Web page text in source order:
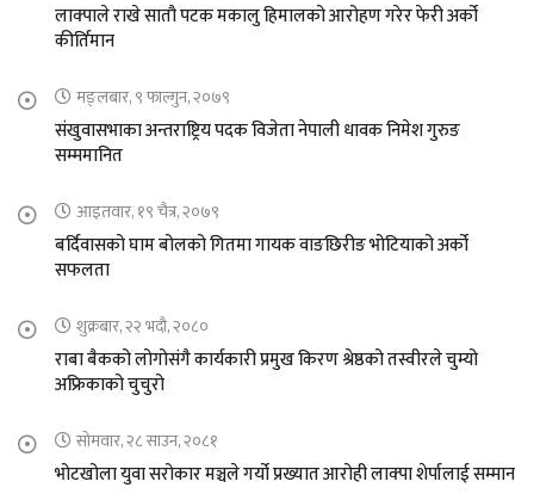
लाक्पाले राखे सातौ पटक मकालु हिमालको आरोहण गरेर फेरी अर्को
कीर्तिमान
मङ्लबार, ९ फाल्गुन, २०७९
संखुवासभाका अन्तराष्ट्रिय पदक विजेता नेपाली धावक निमेश गुरुङ
सम्ममानित
आइतवार, १९ चैत्र, २०७९
बर्दिवासको घाम बोलको गितमा गायक वाङछिरीङ भोटियाको अर्को
सफलता
शुक्रबार, २२ भदौ, २०८०
राबा बैकको लोगोसंगै कार्यकारी प्रमुख किरण श्रेष्ठको तस्वीरले चुम्यो
अफ्रिकाको चुचुरो
सोमवार, २८ साउन, २०८१
भोटखोला युवा सरोकार मञ्चले गर्यो प्रख्यात आरोही लाक्पा शेर्पालाई सम्मान